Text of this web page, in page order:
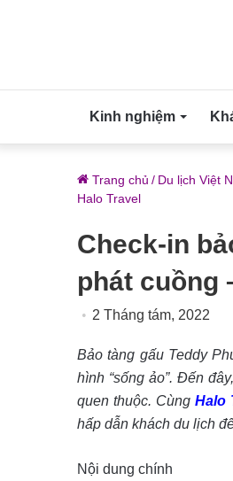
Kinh nghiệm
Trang chủ / Du lịch Việt
Halo Travel
Check-in
phát cuồng
2 Tháng tám, 2022
Bảo tàng gấu Teddy
hình “sống ảo”. Đến
quen thuộc. Cùng Halo
hấp dẫn khách du lịch
Nội dung chính